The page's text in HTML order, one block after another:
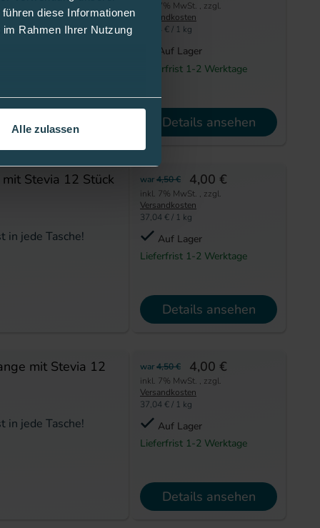
diese Informationen
Rahmen Ihrer Nutzung
Alle zulassen
inkl. 7% MwSt. , zzgl.
Versandkosten
37,04 €/ 1 kg
Auf Lager
Lieferfrist 1-2 Werktage
Details ansehen
Stevia 12 Stück
in jede Tasche!
war4,50 € 4,00 €
inkl. 7% MwSt. , zzgl.
Versandkosten
37,04 €/ 1 kg
Auf Lager
Lieferfrist 1-2 Werktage
Details ansehen
mit Stevia 12
in jede Tasche!
war4,50 € 4,00 €
inkl. 7% MwSt. , zzgl.
Versandkosten
37,04 €/ 1 kg
Auf Lager
Lieferfrist 1-2 Werktage
Details ansehen